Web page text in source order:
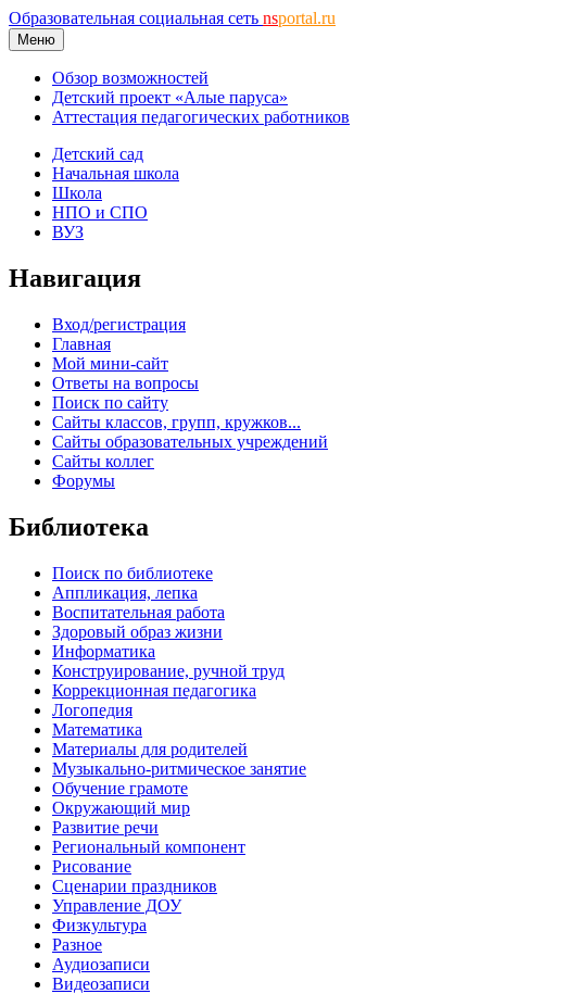
Образовательная социальная сеть nsportal.ru
Меню
Обзор возможностей
Детский проект «Алые паруса»
Аттестация педагогических работников
Детский сад
Начальная школа
Школа
НПО и СПО
ВУЗ
Навигация
Вход/регистрация
Главная
Мой мини-сайт
Ответы на вопросы
Поиск по сайту
Сайты классов, групп, кружков...
Сайты образовательных учреждений
Сайты коллег
Форумы
Библиотека
Поиск по библиотеке
Аппликация, лепка
Воспитательная работа
Здоровый образ жизни
Информатика
Конструирование, ручной труд
Коррекционная педагогика
Логопедия
Математика
Материалы для родителей
Музыкально-ритмическое занятие
Обучение грамоте
Окружающий мир
Развитие речи
Региональный компонент
Рисование
Сценарии праздников
Управление ДОУ
Физкультура
Разное
Аудиозаписи
Видеозаписи